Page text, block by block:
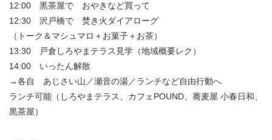
12:00 黒茶屋で おやきなど買って
12:30 沢戸橋で 焚き火ダイアローグ
（トーク＆マシュマロ＋お菓子＋お茶）
13:30 戸倉しろやまテラス見学（地域概要レク）
14:00 いったん解散
→各自 あじさい山／瀬音の湯／ランチなど自由行動へ
ランチ可能（しろやまテラス、カフェPOUND、蕎麦屋 小春日和、
黒茶屋）